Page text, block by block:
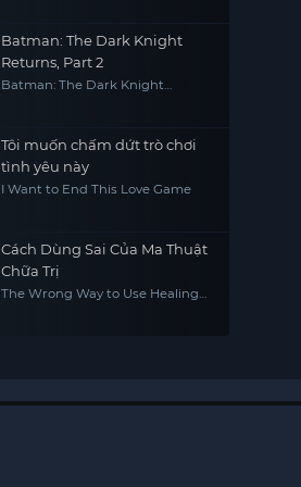
Batman: The Dark Knight
Returns, Part 2
Batman: The Dark Knight
Tôi muốn chấm dứt trò chơi
tình yêu này
I Want to End This Love Game
Cách Dùng Sai Của Ma Thuật
Chữa Trị
The Wrong Way to Use Healing